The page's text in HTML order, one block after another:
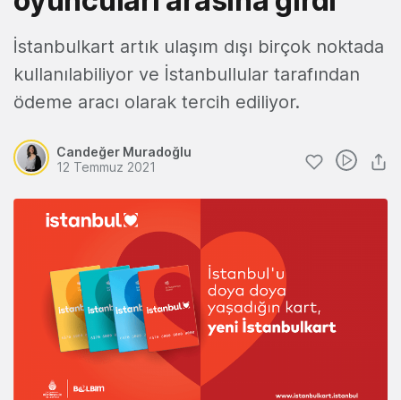
İstanbulkart artık ulaşım dışı birçok noktada
kullanılabiliyor ve İstanbullular tarafından
ödeme aracı olarak tercih ediliyor.
Candeğer Muradoğlu
12 Temmuz 2021